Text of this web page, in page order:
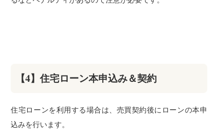
【4】住宅ローン本申込み＆契約
住宅ローンを利用する場合は、売買契約後にローンの本申
込みを行います。